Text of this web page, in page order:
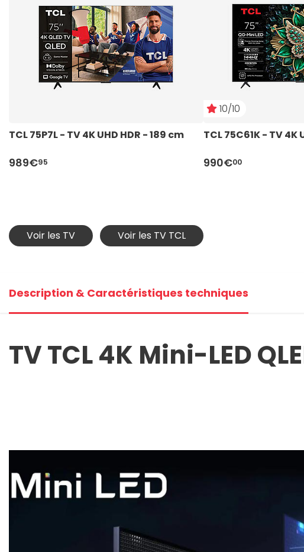
TCL 75P7L - TV 4K UHD HDR - 189 cm
989€95
10/10
TCL 75C61K - TV 4K
990€00
Voir les TV Voir les TV TCL
Description & Caractéristiques techniques
TV TCL 4K Mini-LED